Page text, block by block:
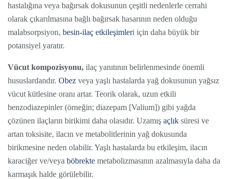
hastalığına veya bağırsak dokusunun çeşitli nedenlerle cerrahi
olarak çıkarılmasına bağlı bağırsak hasarının neden olduğu
malabsorpsiyon, besin-ilaç etkileşimleri için daha büyük bir
potansiyel yaratır.
Vücut kompozisyonu, ilaç yanıtının belirlenmesinde önemli
hususlardandır. Obez veya yaşlı hastalarda yağ dokusunun yağsız
vücut kütlesine oranı artar. Teorik olarak, uzun etkili
benzodiazepinler (örneğin; diazepam [Valium]) gibi yağda
çözünen ilaçların birikimi daha olasıdır. Uzamış açlık süresi ve
artan toksisite, ilacın ve metabolitlerinin yağ dokusunda
birikmesine neden olabilir. Yaşlı hastalarda bu etkileşim, ilacın
karaciğer ve/veya böbrekte metabolizmasının azalmasıyla daha da
karmaşık halde görülebilir.